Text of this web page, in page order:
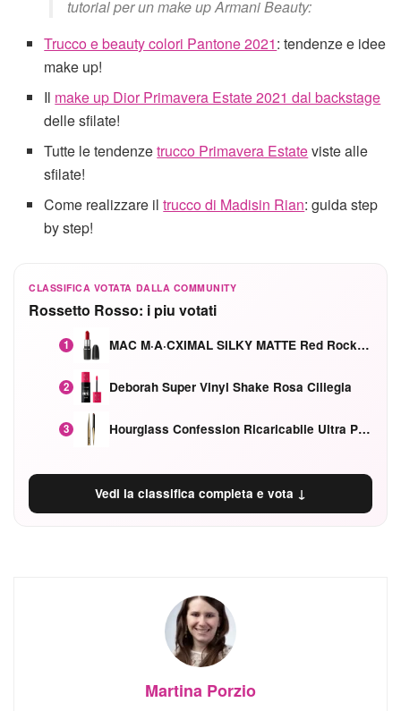
tutorial per un make up Armani Beauty:
Trucco e beauty colori Pantone 2021: tendenze e idee
make up!
Il make up Dior Primavera Estate 2021 dal backstage
delle sfilate!
Tutte le tendenzetrucco Primavera Estateviste alle
sfilate!
Come realizzare iltrucco di Madisin Rian: guida step
by step!
CLASSIFICA VOTATA DALLA COMMUNITY
Rossetto Rosso: i piu votati
1 MAC M·A·CXIMAL SILKY MATTE Red Rock mat
2 Deborah Super Vinyl Shake Rosa Ciliegia
3 Hourglass Confession Ricaricabile Ultra Preciso Ad Alta Intensità Secretly Classic Red
Vedi la classifica completa e vota ↓
Martina Porzio